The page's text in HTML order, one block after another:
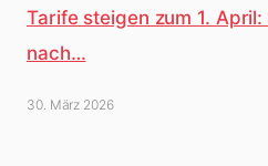
Tarife steigen zum 1.
nach…
30. März 2026